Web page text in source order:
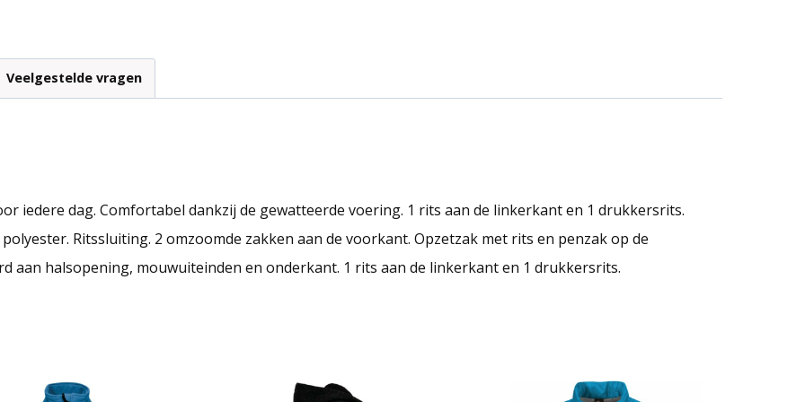
Veelgestelde vragen
iedere dag. Comfortabel dankzij de gewatteerde voering. 1 rits aan de linkerkant en 1 drukkersrits.
Ritssluiting. 2 omzoomde zakken aan de voorkant. Opzetzak met rits en penzak op de
aan halsopening, mouwuiteinden en onderkant. 1 rits aan de linkerkant en 1 drukkersrits.